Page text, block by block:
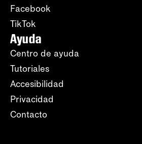
Facebook
TikTok
Ayuda
Centro de ayuda
Tutoriales
Accesibilidad
Privacidad
Contacto